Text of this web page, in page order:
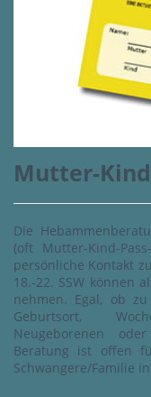
Mutter-
Die
(oft Mutter-Kind-
persönliche Kontakt
18.-22. SSW können
nehmen. Egal, ob
Geburtsort,
Neugeborenen
Beratung ist offen
Schwangere/Familie